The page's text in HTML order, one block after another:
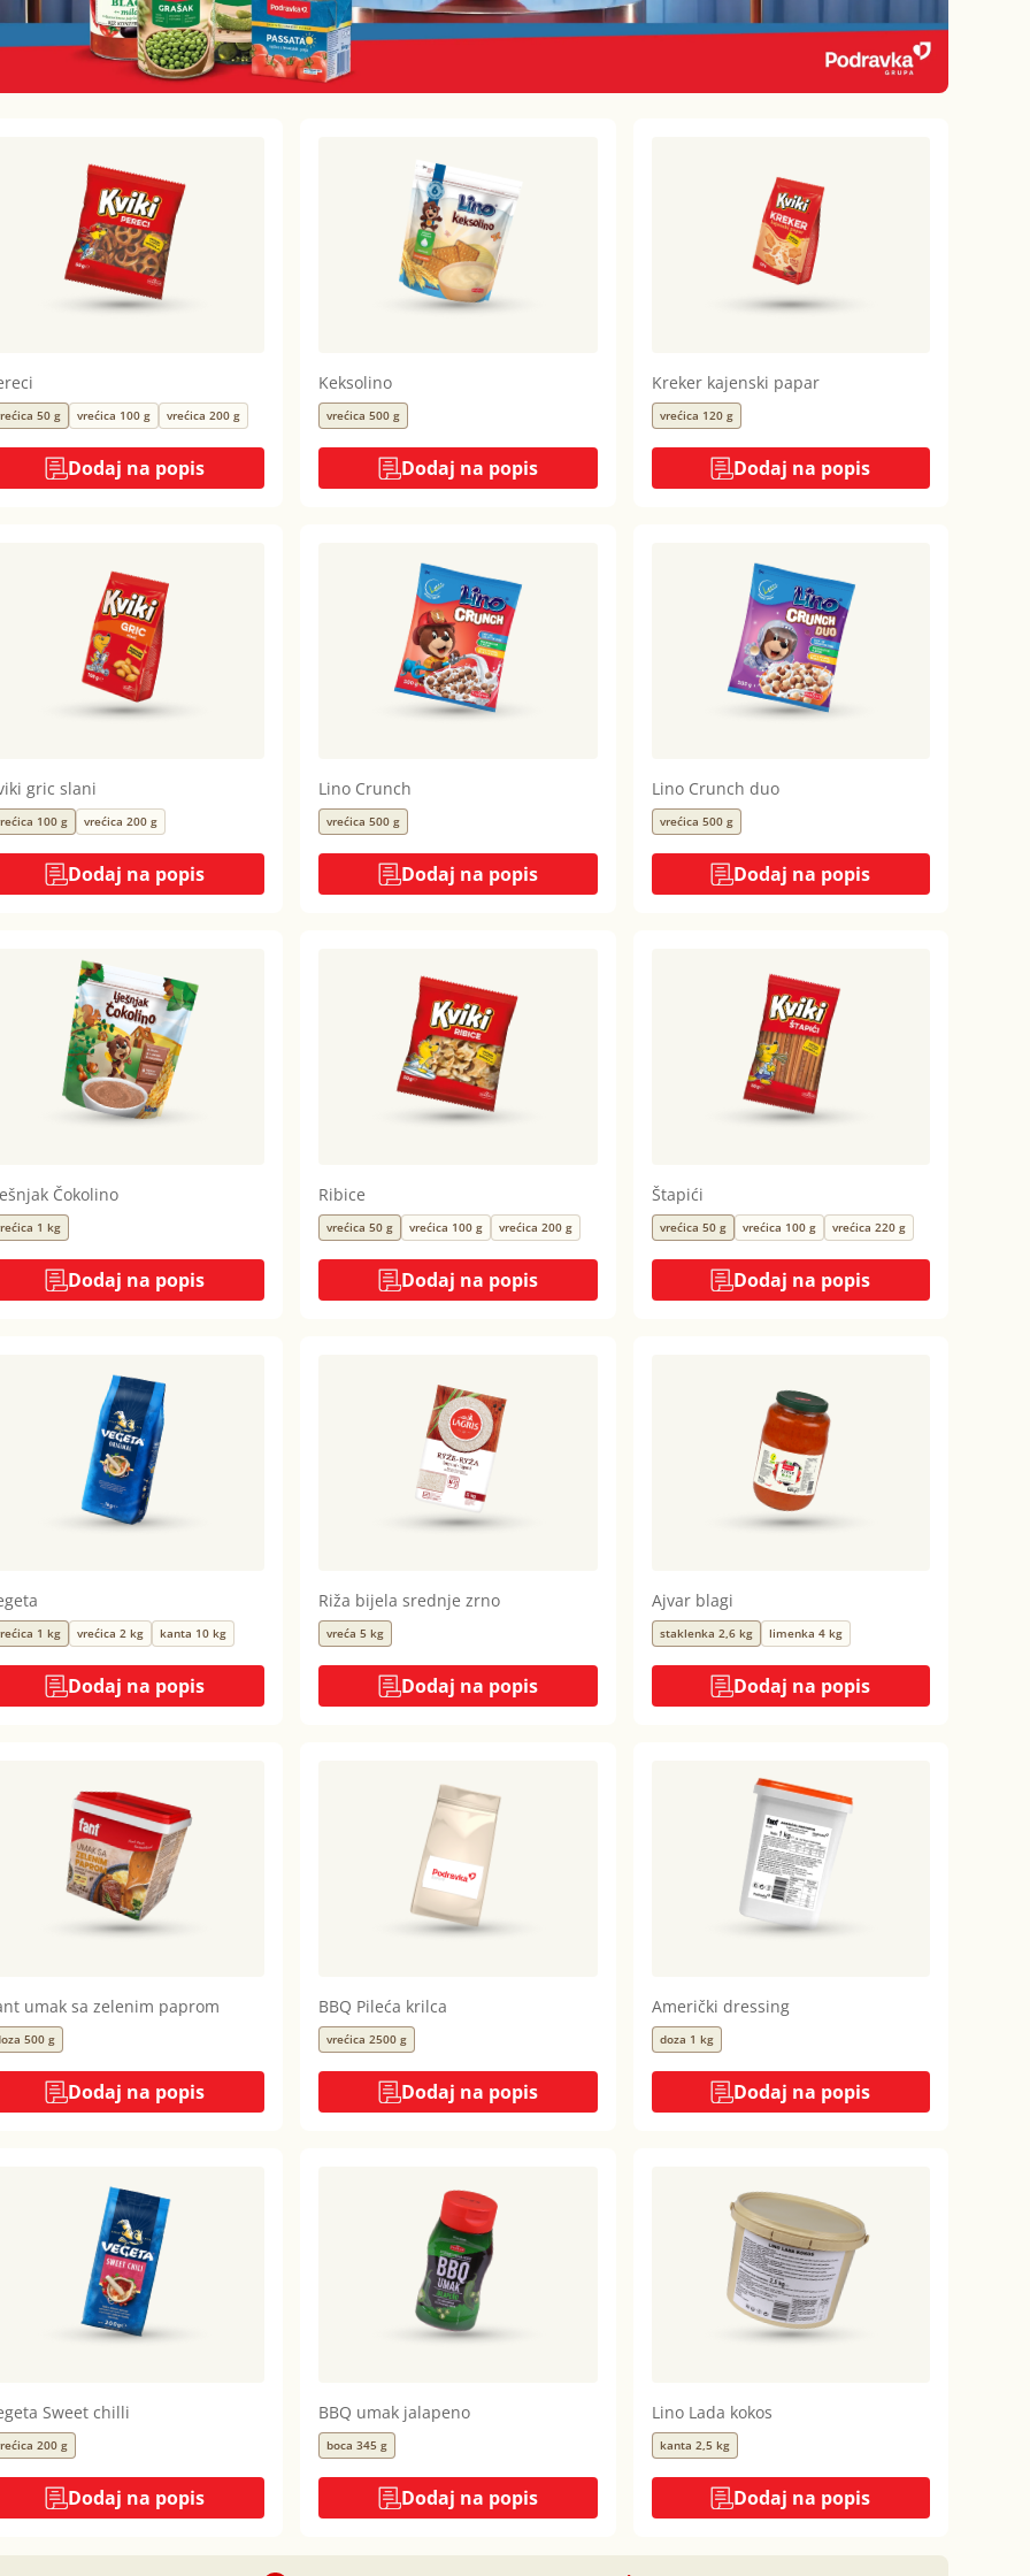
50 g vrećica 100 g vrećica 200 g
Dodaj na popis
Keksolino
vrećica 500 g
Dodaj na popis
Kreker kajenski papar
vrećica 120 g
Dodaj na popis
gric slani
100 g vrećica 200 g
Dodaj na popis
Lino Crunch
vrećica 500 g
Dodaj na popis
Lino Crunch duo
vrećica 500 g
Dodaj na popis
Čokolino
1 kg
Dodaj na popis
Ribice
vrećica 50 g vrećica 100 g vrećica 200 g
Dodaj na popis
Štapići
vrećica 50 g vrećica 100 g vrećica 220 g
Dodaj na popis
1 kg vrećica 2 kg kanta 10 kg
Dodaj na popis
Riža bijela srednje zrno
vreća 5 kg
Dodaj na popis
Ajvar blagi
staklenka 2,6 kg limenka 4 kg
Dodaj na popis
umak sa zelenim paprom
500 g
Dodaj na popis
BBQ Pileća krilca
vrećica 2500 g
Dodaj na popis
Američki dressing
doza 1 kg
Dodaj na popis
Sweet chilli
200 g
Dodaj na popis
BBQ umak jalapeno
boca 345 g
Dodaj na popis
Lino Lada kokos
kanta 2,5 kg
Dodaj na popis